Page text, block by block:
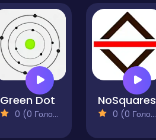
Green Dot
0 (0 Голосів)
NoSquares
0 (0 Голосів)